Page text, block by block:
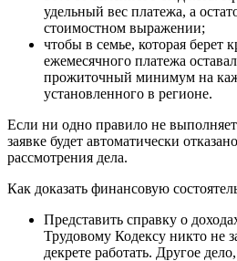
удельный вес платежа, а
стоимостном выражении;
чтобы в семье, которая берет
ежемесячного платежа
прожиточный минимум на
установленного в регионе.
Если ни одно правило не
заявке будет автоматически
рассмотрения дела.
Как доказать финансовую
Представить справку о
Трудовому Кодексу никто не
декрете работать. Другое